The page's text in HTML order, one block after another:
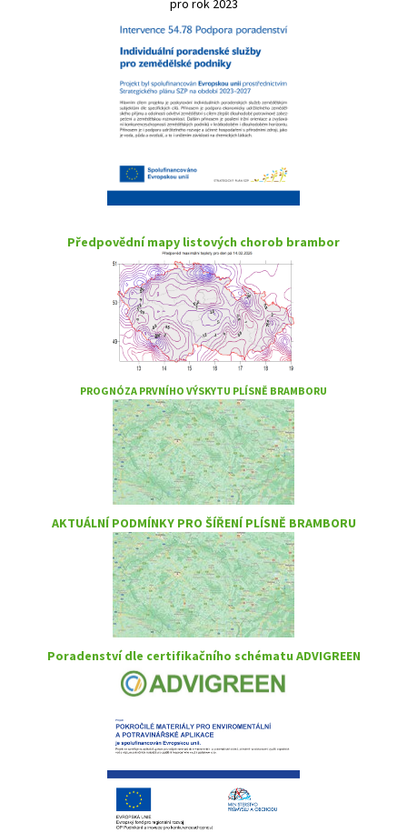
pro rok 2023
Předpovědní mapy listových chorob brambor
PROGNÓZA PRVNÍHO VÝSKYTU PLÍSNĚ BRAMBORU
AKTUÁLNÍ PODMÍNKY PRO ŠÍŘENÍ PLÍSNĚ BRAMBORU
Poradenství dle certifikačního schématu ADVIGREEN